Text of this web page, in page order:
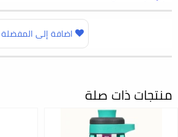
اضافة إلى المفضلة
منتجات ذات صلة